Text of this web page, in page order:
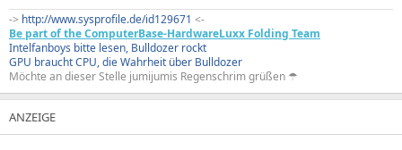
-> http://www.sysprofile.de/id129671 <-
Be part of the ComputerBase-HardwareLuxx Folding Team
Intelfanboys bitte lesen, Bulldozer rockt
GPU braucht CPU, die Wahrheit über Bulldozer
Möchte an dieser Stelle jumijumis Regenschrim grüßen ☂